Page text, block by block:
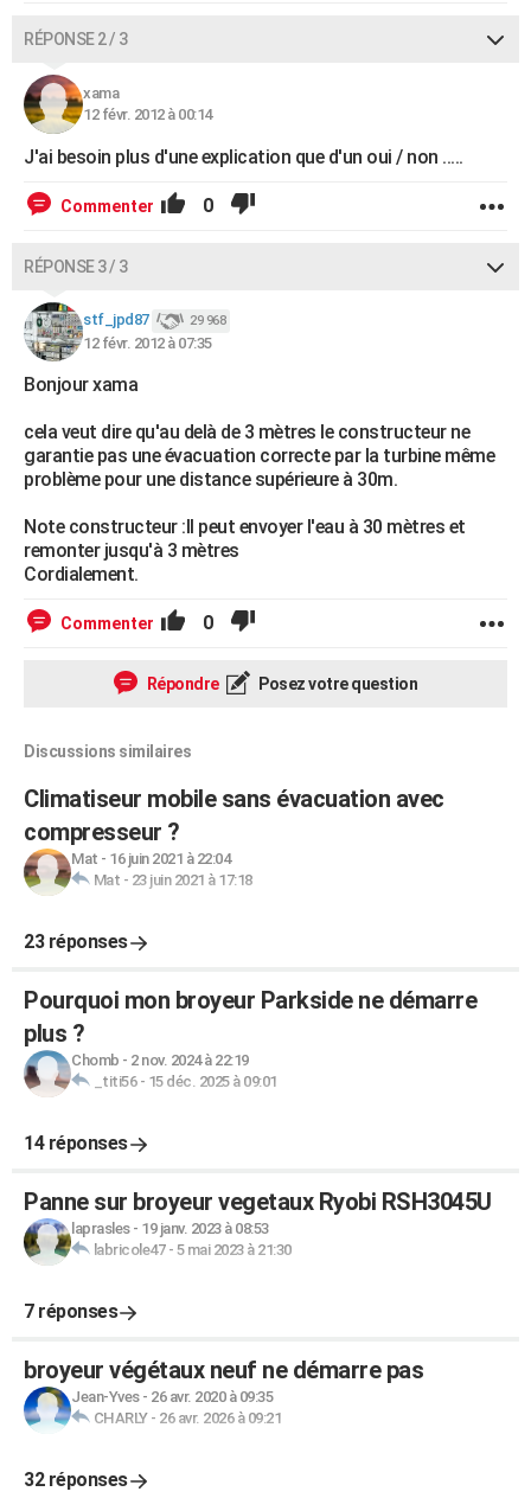
RÉPONSE 2 / 3
xama
12 févr. 2012 à 00:14
J'ai besoin plus d'une explication que d'un oui / non .....
Commenter 0
RÉPONSE 3 / 3
stf_jpd87 29 968
12 févr. 2012 à 07:35
Bonjour xama
cela veut dire qu'au delà de 3 mètres le constructeur ne
garantie pas une évacuation correcte par la turbine même
problème pour une distance supérieure à 30m.
Note constructeur :Il peut envoyer l'eau à 30 mètres et
remonter jusqu'à 3 mètres
Cordialement.
Commenter 0
Répondre Posez votre question
Discussions similaires
Climatiseur mobile sans évacuation avec
compresseur ?
Mat - 16 juin 2021 à 22:04
Mat - 23 juin 2021 à 17:18
23 réponses
Pourquoi mon broyeur Parkside ne démarre
plus ?
Chomb - 2 nov. 2024 à 22:19
_titi56- 15 déc. 2025 à 09:01
14 réponses
Panne sur broyeur vegetaux Ryobi RSH3045U
laprasles- 19 janv. 2023 à 08:53
labricole47- 5 mai 2023 à 21:30
7 réponses
broyeur végétaux neuf ne démarre pas
Jean-Yves- 26 avr. 2020 à 09:35
CHARLY- 26 avr. 2026 à 09:21
32 réponses